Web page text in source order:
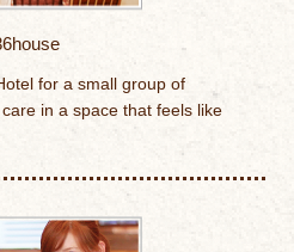
for a small group of
in a space that feels like